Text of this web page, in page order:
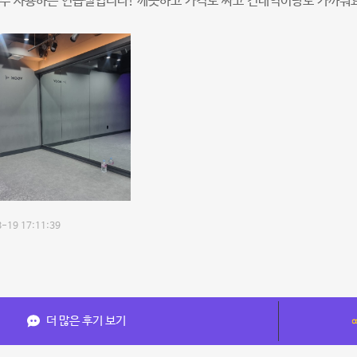
19 17:11:39
더 많은 후기 보기